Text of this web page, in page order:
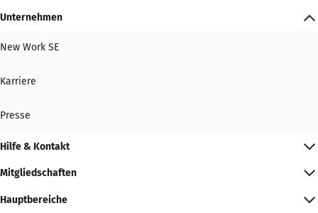
Unternehmen
New Work SE
Karriere
Presse
Hilfe & Kontakt
Mitgliedschaften
Hauptbereiche